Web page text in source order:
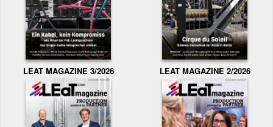
LEAT MAGAZINE 3/2026 LEAT MAGAZINE 2/2026